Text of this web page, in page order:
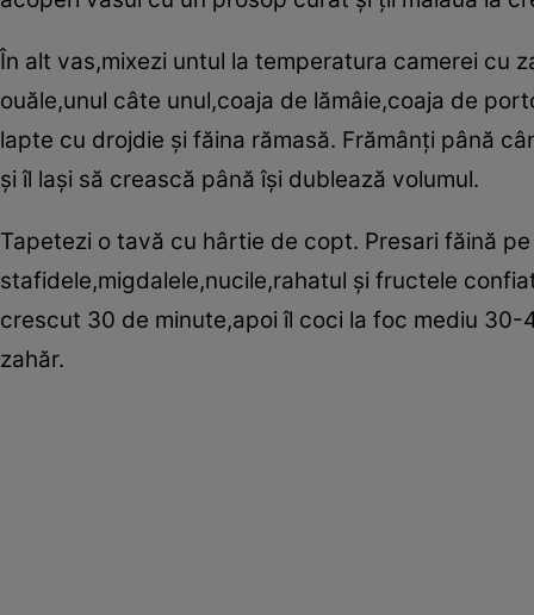
În alt vas,mixezi untul la temperatura camerei cu
ouăle,unul câte unul,coaja de lămâie,coaja de
lapte cu drojdie şi făina rămasă. Frămânţi până
şi îl laşi să crească până îşi dublează volumul.
Tapetezi o tavă cu hârtie de copt. Presari făină
stafidele,migdalele,nucile,rahatul şi fructele
crescut 30 de minute,apoi îl coci la foc mediu
zahăr.